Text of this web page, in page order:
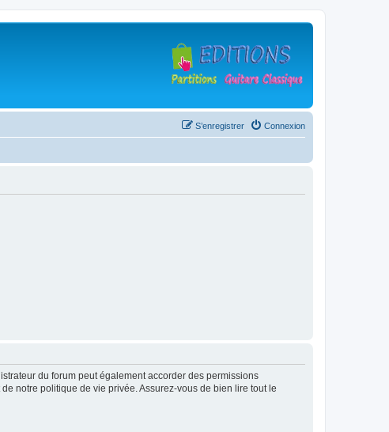
Connexion
S’enregistrer
du forum peut également accorder des permissions
notre politique de vie privée. Assurez-vous de bien lire tout le